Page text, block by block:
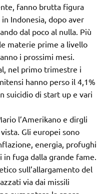
fanno brutta figura
Indonesia, dopo aver
dal poco al nulla. Più
materie prime a livello
i prossimi mesi.
nel primo trimestre i
hanno perso il 4,1%
suicidio di start up e vari
l’Amerikano e dirgli
Gli europei sono
energia, profughi
fuga dalla grande fame.
sull’allargamento del
via dai missili